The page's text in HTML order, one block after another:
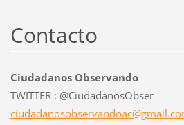
Contacto
Ciudadanos Observando
TWITTER : @CiudadanosObser
ciudadanosobservandoac@g